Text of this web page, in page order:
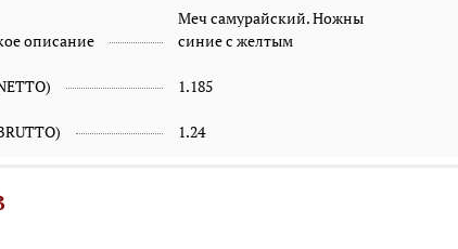
описание
Меч самурайский. Ножны
синие с желтым
1.185
1.24